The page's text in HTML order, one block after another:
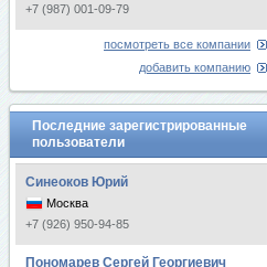
+7 (987) 001-09-79
посмотреть все компании
добавить компанию
Последние зарегистрированные
пользователи
Синеоков Юрий
Москва
+7 (926) 950-94-85
Пономарев Сергей Георгиевич